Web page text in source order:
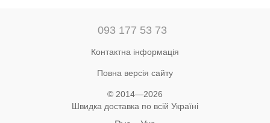
093 177 53 73
Контактна інформація
Повна версія сайту
© 2014—2026
Швидка доставка по всій Україні